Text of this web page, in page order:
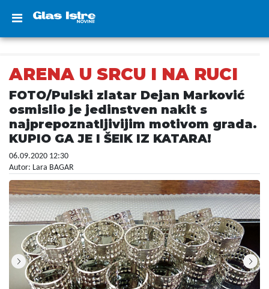
ARENA U SRCU I NA RUCI
FOTO/Pulski zlatar Dejan Marković
osmislio je jedinstven nakit s
najprepoznatljivijim motivom grada.
KUPIO GA JE I ŠEIK IZ KATARA!
06.09.2020 12:30
Autor: Lara BAGAR